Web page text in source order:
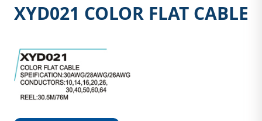
XYD021 COLOR FLAT CABLE